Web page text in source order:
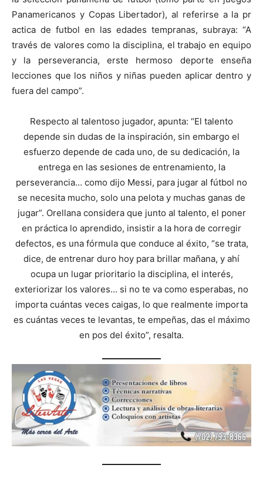
Panamericanos y Copas Libertador), al referirse a la pr
actica de futbol en las edades tempranas, subraya: “A
través de valores como la disciplina, el trabajo en equipo
y la perseverancia, erste hermoso deporte enseña
lecciones que los niños y niñas pueden aplicar dentro y
fuera del campo”.
Respecto al talentoso jugador, apunta: “El talento
depende sin dudas de la inspiración, sin embargo el
esfuerzo depende de cada uno, de su dedicación, la
entrega en las sesiones de entrenamiento, la
perseverancia… como dijo Messi, para jugar al fútbol no
se necesita mucho, solo una pelota y muchas ganas de
jugar”. Orellana considera que junto al talento, el poner
en práctica lo aprendido, insistir a la hora de corregir
defectos, es una fórmula que conduce al éxito, “se trata,
dice, de entrenar duro hoy para brillar mañana, y ahí
ocupa un lugar prioritario la disciplina, el interés,
exteriorizar los valores… si no te va como esperabas, no
importa cuántas veces caigas, lo que realmente importa
es cuántas veces te levantas, te empeñas, das el máximo
en pos del éxito”, resalta.